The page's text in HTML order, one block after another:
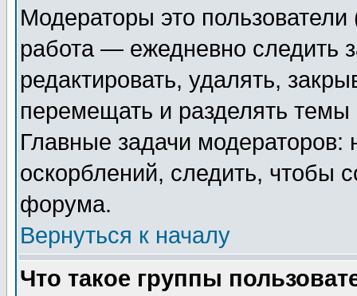
Модераторы это
работа — ежедневно следить
редактировать, удалять,
перемещать и разделять
Главные задачи
оскорблений, следить, чтобы
форума.
Вернуться к началу
Что такое группы